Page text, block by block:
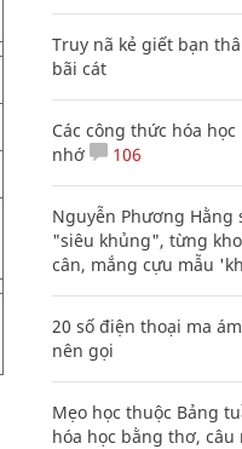
Truy nã kẻ giết bạn
bãi cát
Các công thức hóa
nhớ
106
Nguyễn Phương Hằng
"siêu khủng", từng
cân, mắng cựu mẫu
20 số điện thoại ma
nên gọi
Mẹo học thuộc Bảng
hóa học bằng thơ, câu